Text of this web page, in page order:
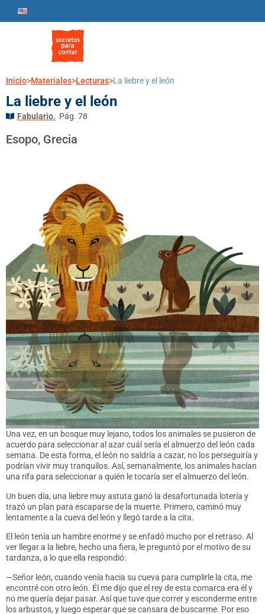
Inicio>Materiales>Lecturas>La liebre y el león
La liebre y el león
Fabulario. Pág. 78
Esopo, Grecia
Una vez, en un bosque muy lejano, todos los animales se pusieron de
acuerdo para seleccionar al azar cuál sería el almuerzo del león cada
semana. De esta forma, el león no saldría a cazar, no los perseguiría y
podrían vivir muy tranquilos. Así, semanalmente, los animales hacían
una rifa para seleccionar a quién le tocaría ser el almuerzo del león.
Un buen día, una liebre muy astuta ganó la desafortunada lotería y
trazó un plan para escaparse de la muerte. Primero, caminó muy
lentamente a la cueva del león y llegó tarde a la cita.
El león tenía un hambre enorme y se enfadó mucho por el retraso. Al
ver llegar a la liebre, hecho una fiera, le preguntó por el motivo de su
tardanza, a lo que ella respondió:
—Señor león, cuando venía hacia su cueva para cumplirle la cita, me
encontré con otro león. Él me dijo que el rey de esta comarca era él y
no me quería dejar pasar. Así que tuve que correr y esconderme entre
los arbustos, y luego esperar que se cansara de buscarme. Por eso